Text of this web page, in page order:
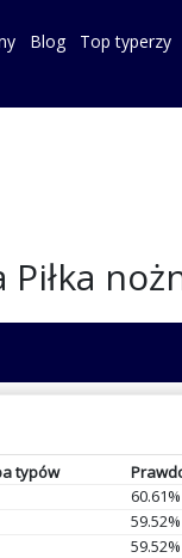
Blog Top typerzy
typów
60.61%
59.52%
59.52%